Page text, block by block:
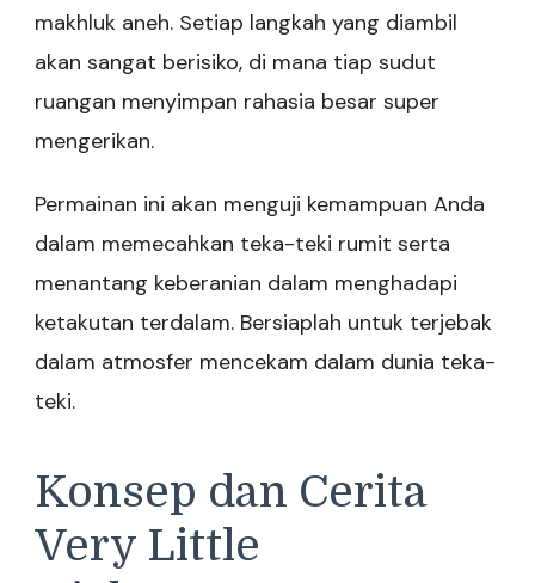
makhluk aneh. Setiap langkah yang diambil
akan sangat berisiko, di mana tiap sudut
ruangan menyimpan rahasia besar super
mengerikan.
Permainan ini akan menguji kemampuan Anda
dalam memecahkan teka-teki rumit serta
menantang keberanian dalam menghadapi
ketakutan terdalam. Bersiaplah untuk terjebak
dalam atmosfer mencekam dalam dunia teka-
teki.
Konsep dan Cerita
Very Little